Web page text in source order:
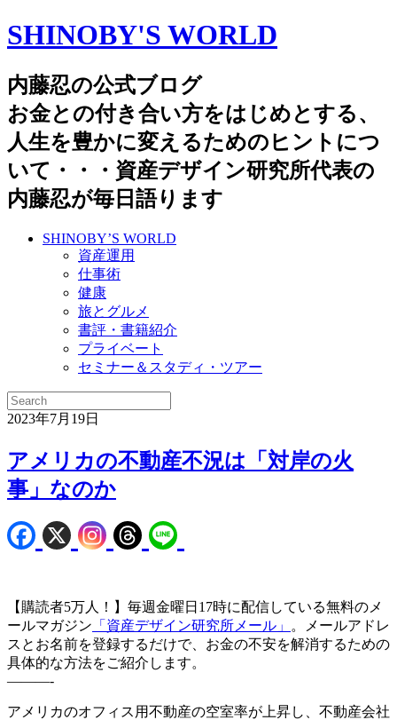
SHINOBY'S WORLD
内藤忍の公式ブログ
お金との付き合い方をはじめとする、
人生を豊かに変えるためのヒントにつ
いて・・・資産デザイン研究所代表の
内藤忍が毎日語ります
SHINOBY’S WORLD
資産運用
仕事術
健康
旅とグルメ
書評・書籍紹介
プライベート
セミナー＆スタディ・ツアー
2023年7月19日
アメリカの不動産不況は「対岸の火
事」なのか
【購読者5万人！】毎週金曜日17時に配信している無料のメ
ールマガジン 「資産デザイン研究所メール」
。メールアドレ
スとお名前を登録するだけで、お金の不安を解消するための
具体的な方法をご紹介します。
———-
アメリカのオフィス用不動産の空室率が上昇し、不動産会社